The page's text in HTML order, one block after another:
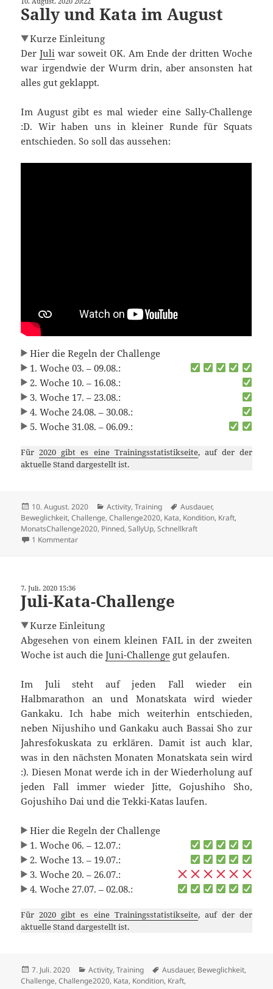
Sally und Kata im August
Kurze Einleitung
DerJuli war soweit OK. Am Ende der dritten Woche
war irgendwie der Wurm drin, aber ansonsten hat
alles gut geklappt.
Im August gibt es mal wieder eine Sally-Challenge
:D. Wir haben uns in kleiner Runde für Squats
entschieden. So soll das aussehen:
Hier die Regeln der Challenge
1. Woche 03. – 09.08.:
2. Woche 10. – 16.08.:
3. Woche 17. – 23.08.:
4. Woche 24.08. – 30.08.:
5. Woche 31.08. – 06.09.:
Für 2020 gibt es eine Trainingsstatistikseite, auf der der
aktuelle Stand dargestellt ist.
Veröffentlicht
am
10. August. 2020 Kategorien
Activity,Training Schlagwörter
Ausdauer,
Beweglichkeit,Challenge,Challenge2020, Kata, Kondition, Kraft,
MonatsChallenge2020, Pinned,SallyUp,Schnellkraft
1 Kommentarzu Sally und Kata im August
7. Juli. 2020 15:36
Juli-Kata-Challenge
Kurze Einleitung
Abgesehen von einem kleinen FAIL in der zweiten
Woche ist auch dieJuni-Challenge gut gelaufen.
Im Juli steht auf jeden Fall wieder ein
Halbmarathon an und Monatskata wird wieder
Gankaku. Ich habe mich weiterhin entschieden,
neben Nijushiho und Gankaku auch Bassai Sho zur
Jahresfokuskata zu erklären. Damit ist auch klar,
was in den nächsten Monaten Monatskata sein wird
:). Diesen Monat werde ich in der Wiederholung auf
jeden Fall immer wieder Jitte, Gojushiho Sho,
Gojushiho Dai und die Tekki-Katas laufen.
Hier die Regeln der Challenge
1. Woche 06. – 12.07.:
2. Woche 13. – 19.07.:
3. Woche 20. – 26.07.:
4. Woche 27.07. – 02.08.:
Für2020 gibt es eine Trainingsstatistikseite, auf der der
aktuelle Stand dargestellt ist.
Veröffentlicht
am
7. Juli. 2020 Kategorien
Activity,Training Schlagwörter
Ausdauer, Beweglichkeit,
Challenge,Challenge2020, Kata, Kondition, Kraft,